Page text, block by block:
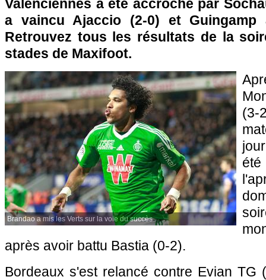
Valenciennes a été accroché par
a vaincu Ajaccio (2-0) et Guingamp
Retrouvez tous les résultats de la
stades de Maxifoot.
Brandao a mis les Verts sur la voie du succès
(3-
après avoir battu Bastia (0-2).
Bordeaux s'est relancé contre Evian TG